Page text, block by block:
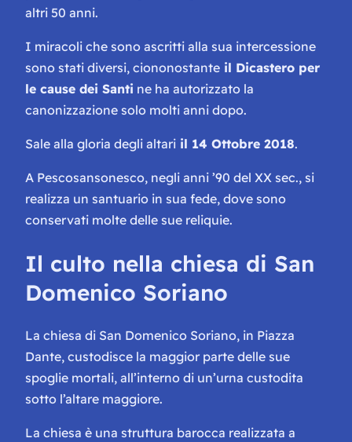
altri 50 anni.
I miracoli che sono ascritti alla sua intercessione
sono stati diversi, ciononostante il Dicastero per
le cause dei Santi ne ha autorizzato la
canonizzazione solo molti anni dopo.
Sale alla gloria degli altari il 14 Ottobre 2018.
A Pescosansonesco, negli anni ’90 del XX sec., si
realizza un santuario in sua fede, dove sono
conservati molte delle sue reliquie.
Il culto nella chiesa di San
Domenico Soriano
La chiesa di San Domenico Soriano, in Piazza
Dante, custodisce la maggior parte delle sue
spoglie mortali, all’interno di un’urna custodita
sotto l’altare maggiore.
La chiesa è una struttura barocca realizzata a